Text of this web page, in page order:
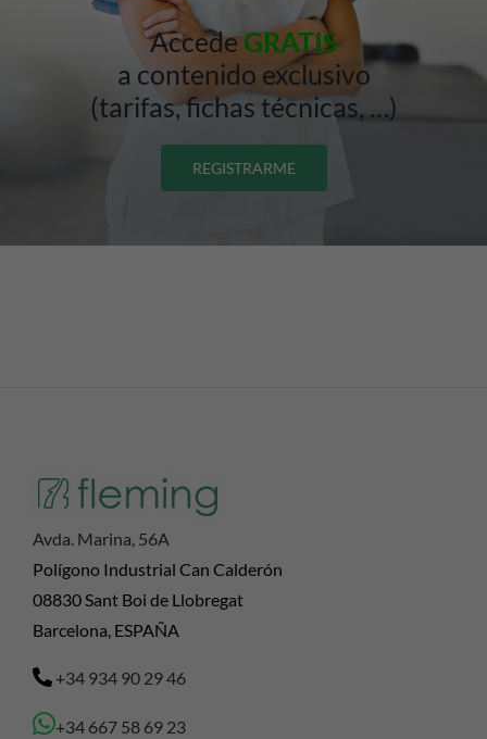
AccedeGRATIS
a contenido exclusivo
(tarifas, fichas técnicas, …)
REGISTRARME
Avda. Marina, 56A
Polígono Industrial Can Calderón
08830 Sant Boi de Llobregat
Barcelona, ESPAÑA
+34 934 90 29 46
+34 667 58 69 23